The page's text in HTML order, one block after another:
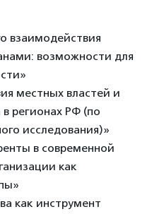
взаимодействия
возможности для
местных властей и
регионах РФ (по
исследования)»
в современной
как
как инструмент